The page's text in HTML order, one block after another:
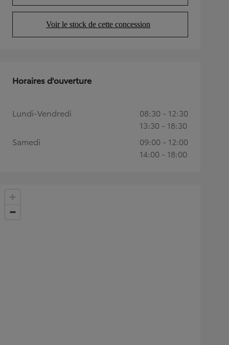
Voir le stock de cette concession
(Opens in new tab)
Horaires d'ouverture
Lundi-Vendredi
08:30 - 12:30
13:30 - 18:30
Samedi
09:00 - 12:00
14:00 - 18:00